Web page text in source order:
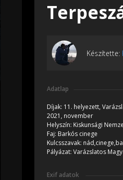
Készítette:
Adatlap
Díjak: 11. helyezett,
2021, november
Helyszín: Kiskunsági
Faj: Barkós cinege
Kulcsszavak:
Pályázat: Varázslatos
Exif adatok